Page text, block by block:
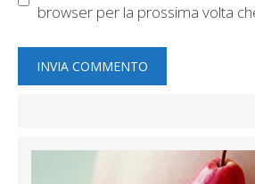
browser per la prossima volta